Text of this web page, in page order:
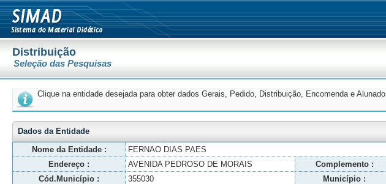
Distribuição
Seleção das Pesquisas
Clique na entidade desejada para obter dados Gerais, Pedido, Distribuição, Encomenda e Alunado
Dados da Entidade
Nome da Entidade :
FERNAO DIAS PAES
Endereço :
AVENIDA PEDROSO DE MORAIS Complemento :
Cód.Município :
355030 Município :